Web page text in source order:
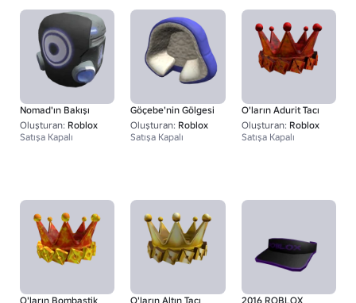
Nomad'ın Bakışı
Oluşturan: Roblox
Satışa Kapalı
Göçebe'nin Gölgesi
Oluşturan: Roblox
Satışa Kapalı
O'ların Adurit Tacı
Oluşturan: Roblox
Satışa Kapalı
O'ların Bombastik
O'ların Altın Tacı
2016 ROBLOX